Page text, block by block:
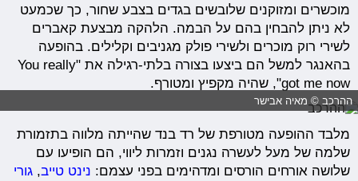
מוכשרים ומזוקנים שלובשים בגדים בצבע שחור, כך שכמעט
לא ניתן להבחין בהם על הבמה. הלהקה מבצעת קאברים
לשירי רוק מוכרים ולשירי פולק מגניבים וקלילים. בהופעה
בהאנגר למשל הם ביצעו בצורה בלתי-רגילה את "You really
got me now", שהיה מקפיץ ומטורף.
ההרכב © מאיה אבישר
מלבד ההופעה מטורפת של רד בנד שהייתה מלווה בתזמורת
שלמה של מעל לעשרה נגנים וזמרות ליווי, הם הופיעו עם
שלושה אורחים הורסים ומדהימים בפני עצמם: נינט טייב,גורי